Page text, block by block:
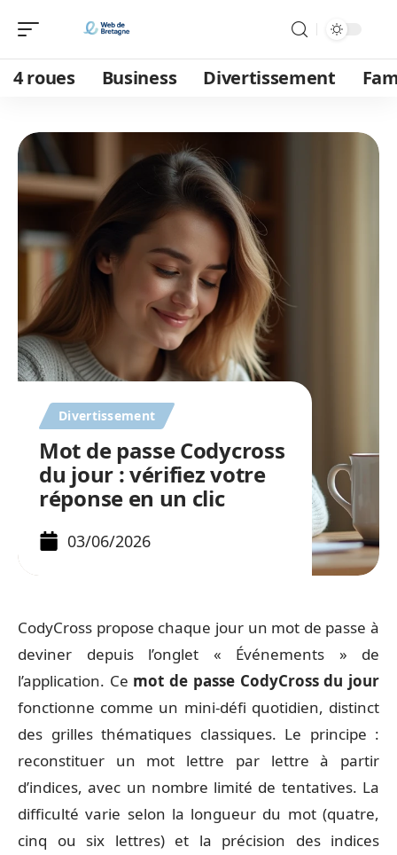
4 roues Business Divertissement
Divertissement
Mot de passe Codycross
du jour : vérifiez votre
réponse en un clic
03/06/2026
CodyCross propose chaque jour un mot de passe à
deviner depuis l’onglet « Événements » de
l’application. Ce mot de passe CodyCross du jour
fonctionne comme un mini-défi quotidien, distinct
des grilles thématiques classiques. Le principe :
reconstituer un mot lettre par lettre à partir
d’indices, avec un nombre limité de tentatives. La
difficulté varie selon la longueur du mot (quatre,
cinq ou six lettres) et la précision des indices